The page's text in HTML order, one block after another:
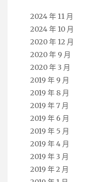
2024 年 11 月
2024 年 10 月
2020 年 12 月
2020 年 9 月
2020 年 3 月
2019 年 9 月
2019 年 8 月
2019 年 7 月
2019 年 6 月
2019 年 5 月
2019 年 4 月
2019 年 3 月
2019 年 2 月